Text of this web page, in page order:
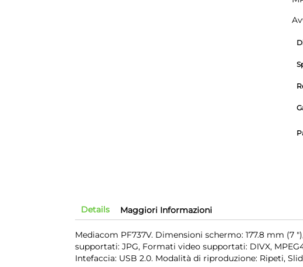
Details
Mediacom PF737V. Dimensioni schermo: 177.8 mm (7
supportati: JPG, Formati video supportati: DIVX,
Intefaccia: USB 2.0. Modalità di riproduzione: Ripeti,
Maggiori Informazioni